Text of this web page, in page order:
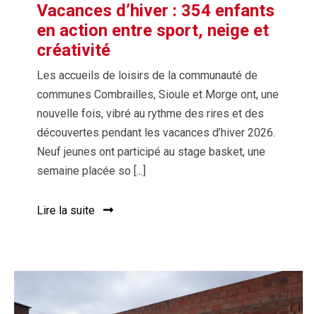
Vacances d’hiver : 354 enfants
en action entre sport, neige et
créativité
Les accueils de loisirs de la communauté de
communes Combrailles, Sioule et Morge ont, une
nouvelle fois, vibré au rythme des rires et des
découvertes pendant les vacances d’hiver 2026.
Neuf jeunes ont participé au stage basket, une
semaine placée so [...]
Lire la suite